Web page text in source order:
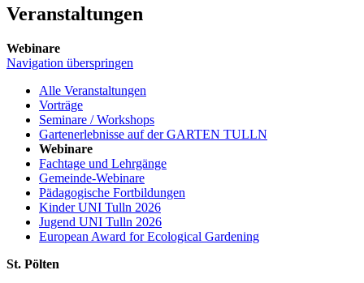
Veranstaltungen
Webinare
Navigation überspringen
Alle Veranstaltungen
Vorträge
Seminare / Workshops
Gartenerlebnisse auf der GARTEN TULLN
Webinare
Fachtage und Lehrgänge
Gemeinde-Webinare
Pädagogische Fortbildungen
Kinder UNI Tulln 2026
Jugend UNI Tulln 2026
European Award for Ecological Gardening
St. Pölten